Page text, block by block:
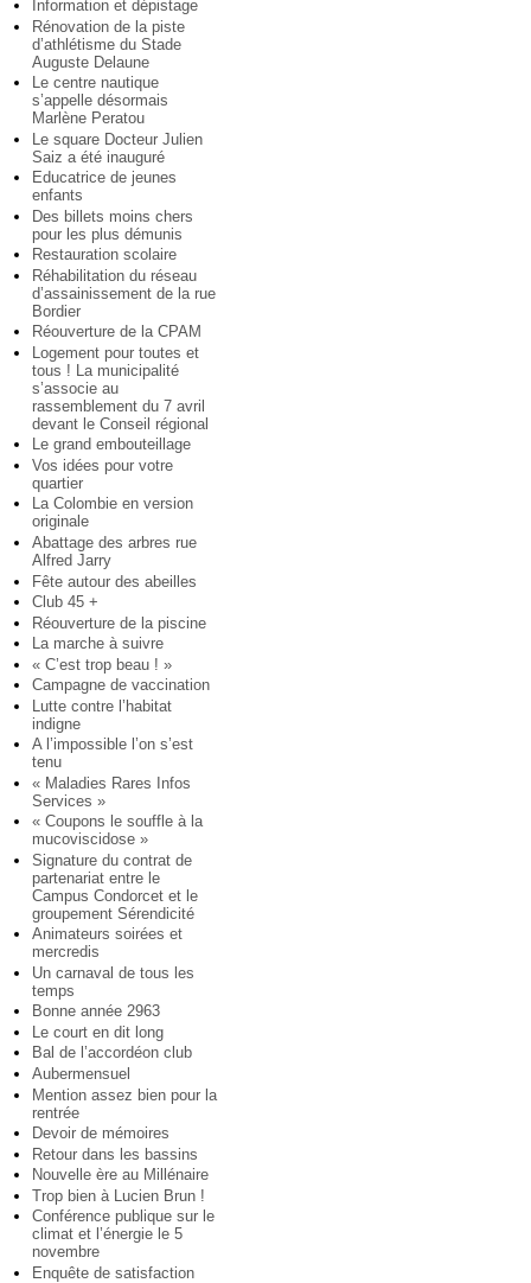
Information et dépistage
Rénovation de la piste
d’athlétisme du Stade
Auguste Delaune
Le centre nautique
s’appelle désormais
Marlène Peratou
Le square Docteur Julien
Saiz a été inauguré
Educatrice de jeunes
enfants
Des billets moins chers
pour les plus démunis
Restauration scolaire
Réhabilitation du réseau
d’assainissement de la rue
Bordier
Réouverture de la CPAM
Logement pour toutes et
tous ! La municipalité
s’associe au
rassemblement du 7 avril
devant le Conseil régional
Le grand embouteillage
Vos idées pour votre
quartier
La Colombie en version
originale
Abattage des arbres rue
Alfred Jarry
Fête autour des abeilles
Club 45 +
Réouverture de la piscine
La marche à suivre
« C’est trop beau ! »
Campagne de vaccination
Lutte contre l’habitat
indigne
A l’impossible l’on s’est
tenu
« Maladies Rares Infos
Services »
« Coupons le souffle à la
mucoviscidose »
Signature du contrat de
partenariat entre le
Campus Condorcet et le
groupement Sérendicité
Animateurs soirées et
mercredis
Un carnaval de tous les
temps
Bonne année 2963
Le court en dit long
Bal de l’accordéon club
Aubermensuel
Mention assez bien pour la
rentrée
Devoir de mémoires
Retour dans les bassins
Nouvelle ère au Millénaire
Trop bien à Lucien Brun !
Conférence publique sur le
climat et l’énergie le 5
novembre
Enquête de satisfaction